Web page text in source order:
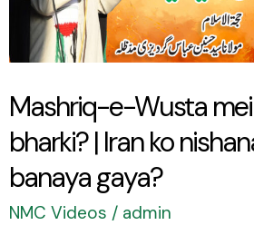
Mashriq-e-Wusta
bharki? | Iran ko
banaya gaya?
NMC Videos / admin
kyun
bharki?
Iran
ko
nishana